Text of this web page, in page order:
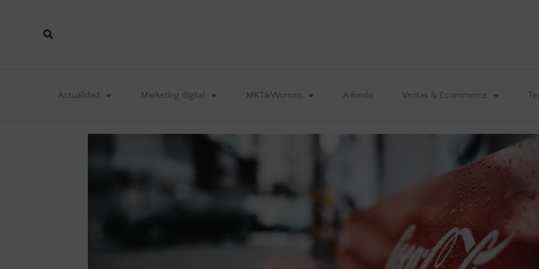
Actualidad Marketing digital MKT&Women A fondo Ventas & Ecommerce